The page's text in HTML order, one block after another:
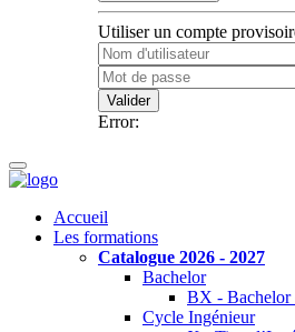
Utiliser un compte
Valider
Error:
Accueil
Les formations
Catalogue 2026 - 2027
Bachelor
BX - Bachelor
Cycle Ingénieur